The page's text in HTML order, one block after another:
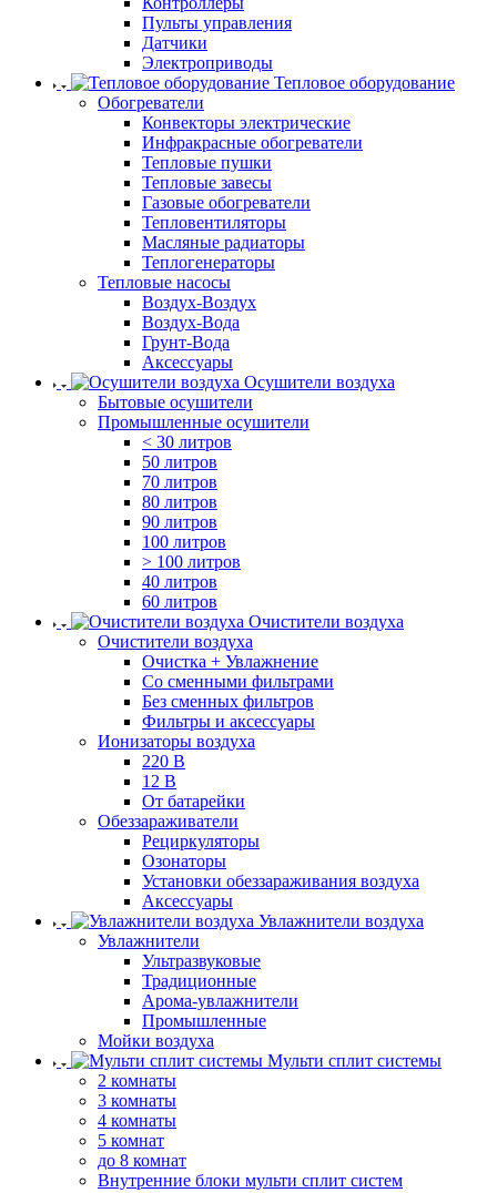
Пульты управления
Датчики
Электроприводы
Тепловое оборудование
Обогреватели
Конвекторы электрические
Инфракрасные обогреватели
Тепловые пушки
Тепловые завесы
Газовые обогреватели
Тепловентиляторы
Масляные радиаторы
Теплогенераторы
Тепловые насосы
Воздух-Воздух
Воздух-Вода
Грунт-Вода
Аксессуары
Осушители воздуха
Бытовые осушители
Промышленные осушители
< 30 литров
50 литров
70 литров
80 литров
90 литров
100 литров
> 100 литров
40 литров
60 литров
Очистители воздуха
Очистители воздуха
Очистка + Увлажнение
Cо сменными фильтрами
Без сменных фильтров
Фильтры и аксессуары
Ионизаторы воздуха
220 В
12 В
От батарейки
Обеззараживатели
Рециркуляторы
Озонаторы
Установки обеззараживания воздуха
Аксессуары
Увлажнители воздуха
Увлажнители
Ультразвуковые
Традиционные
Арома-увлажнители
Промышленные
Мойки воздуха
Мульти сплит системы
2 комнаты
3 комнаты
4 комнаты
5 комнат
до 8 комнат
Внутренние блоки мульти сплит систем